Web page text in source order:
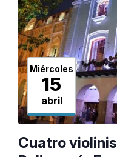
Miércoles
15
abril
Cuatro